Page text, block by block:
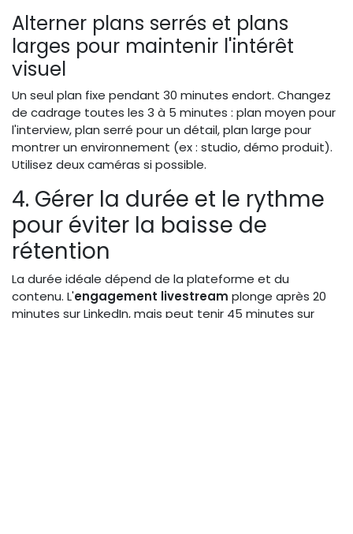
Alterner plans serrés et plans
larges pour maintenir l'intérêt
visuel
Un seul plan fixe pendant 30 minutes endort. Changez
de cadrage toutes les 3 à 5 minutes : plan moyen pour
l'interview, plan serré pour un détail, plan large pour
montrer un environnement (ex : studio, démo produit).
Utilisez deux caméras si possible.
4. Gérer la durée et le rythme
pour éviter la baisse de
rétention
La durée idéale dépend de la plateforme et du
contenu. L'engagement livestream plonge après 20
minutes sur LinkedIn, mais peut tenir 45 minutes sur